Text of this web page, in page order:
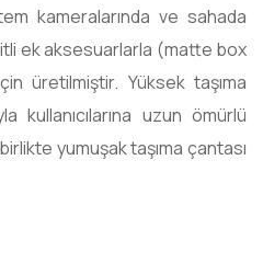
kameralarında ve sahada
ek aksesuarlarla (matte box
üretilmiştir. Yüksek taşıma
kullanıcılarına uzun ömürlü
yumuşak taşıma çantası